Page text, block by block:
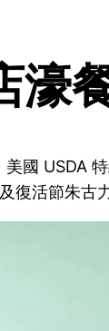
濠
國 USDA
復活節朱古